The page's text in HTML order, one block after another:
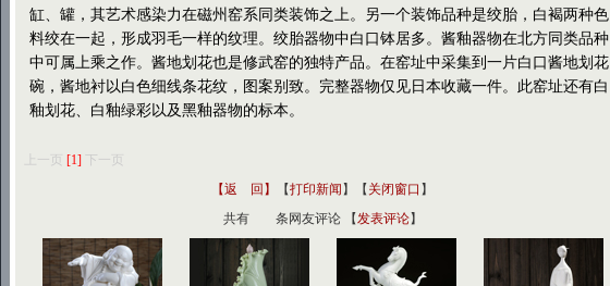
缸、罐，其艺术感染力在磁州窑系同类装饰之上。另一个装饰品种是绞胎，白褐两种色
料绞在一起，形成羽毛一样的纹理。绞胎器物中白口钵居多。酱釉器物在北方同类品种
中可属上乘之作。酱地划花也是修武窑的独特产品。在窑址中采集到一片白口酱地划花
碗，酱地衬以白色细线条花纹，图案别致。完整器物仅见日本收藏一件。此窑址还有白
釉划花、白釉绿彩以及黑釉器物的标本。
上一页 [1] 下一页
【返 回】
【打印新闻 】【 关闭窗口 】
共有
条网友评论 【发表评论】